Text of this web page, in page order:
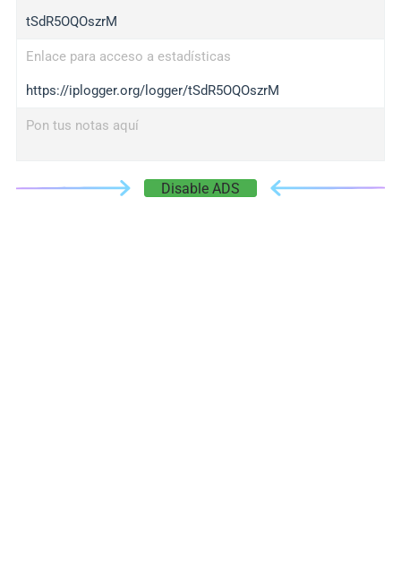
tSdR5OQOszrM
Enlace para acceso a estadísticas
https://iplogger.org/logger/tSdR5OQOszrM
Pon tus notas aquí
Disable ADS